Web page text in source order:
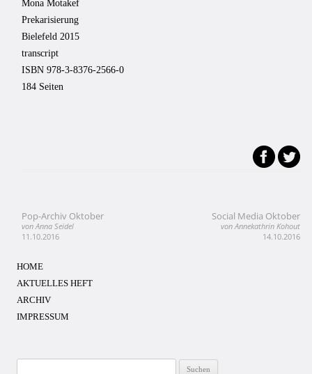
Mona Motakef
Prekarisierung
Bielefeld 2015
transcript
ISBN 978-3-8376-2566-0
184 Seiten
Beitragsnavigation
Pop-Archiv Oktober
von Anna Seidel
11.10.2016
Social Media Oktober
von Annekathrin Kohout
14.10.2016
HOME
AKTUELLES HEFT
ARCHIV
IMPRESSUM